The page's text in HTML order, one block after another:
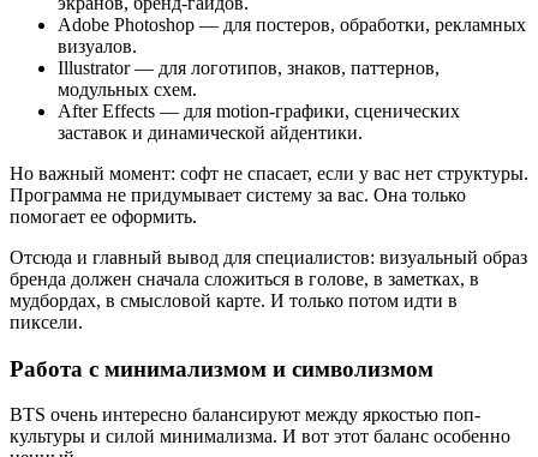
Adobe Photoshop — для постеров, обработки, рекламных
визуалов.
Illustrator — для логотипов, знаков, паттернов,
модульных схем.
After Effects — для motion-графики, сценических
заставок и динамической айдентики.
Но важный момент: софт не спасает, если у вас нет структуры.
Программа не придумывает систему за вас. Она только
помогает ее оформить.
Отсюда и главный вывод для специалистов: визуальный образ
бренда должен сначала сложиться в голове, в заметках, в
мудбордах, в смысловой карте. И только потом идти в
пиксели.
Работа с минимализмом и символизмом
BTS очень интересно балансируют между яркостью поп-
культуры и силой минимализма. И вот этот баланс особенно